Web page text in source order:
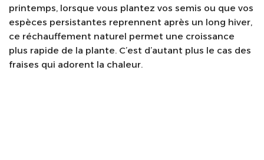
printemps, lorsque vous plantez vos semis ou que vos
espèces persistantes reprennent après un long hiver,
ce réchauffement naturel permet une croissance
plus rapide de la plante. C’est d’autant plus le cas des
fraises qui adorent la chaleur.